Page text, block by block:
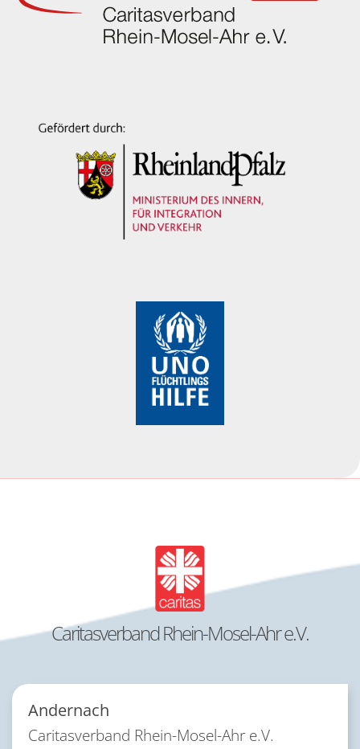
Caritasverband Rhein-Mosel-Ahr e.V.
Andernach
Caritasverband Rhein-Mosel-Ahr e.V.